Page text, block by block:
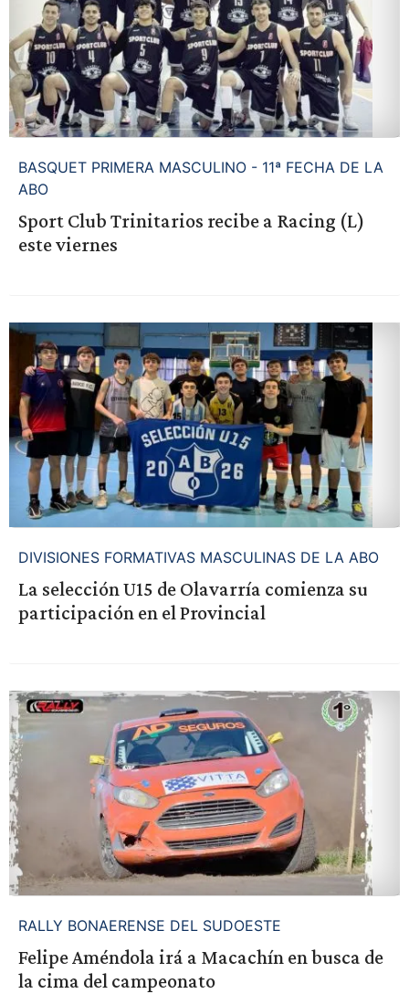
BASQUET PRIMERA MASCULINO - 11ª FECHA DE LA
ABO
Sport Club Trinitarios recibe a Racing (L)
este viernes
DIVISIONES FORMATIVAS MASCULINAS DE LA ABO
La selección U15 de Olavarría comienza su
participación en el Provincial
RALLY BONAERENSE DEL SUDOESTE
Felipe Améndola irá a Macachín en busca de
la cima del campeonato